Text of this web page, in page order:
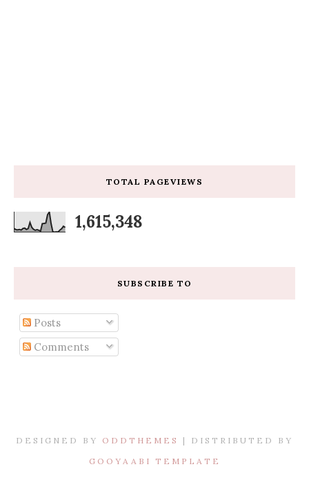
TOTAL PAGEVIEWS
1,615,348
SUBSCRIBE TO
Posts
Comments
DESIGNED BY ODDTHEMES
| DISTRIBUTED BY
GOOYAABI TEMPLATE